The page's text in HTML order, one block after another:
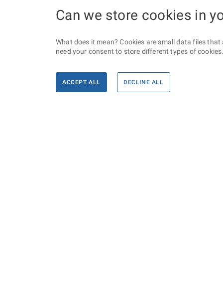
Can we store cookies in
What does it mean? Cookies are small data files
need your consent to store different types of
ACCEPT ALL DECLINE ALL